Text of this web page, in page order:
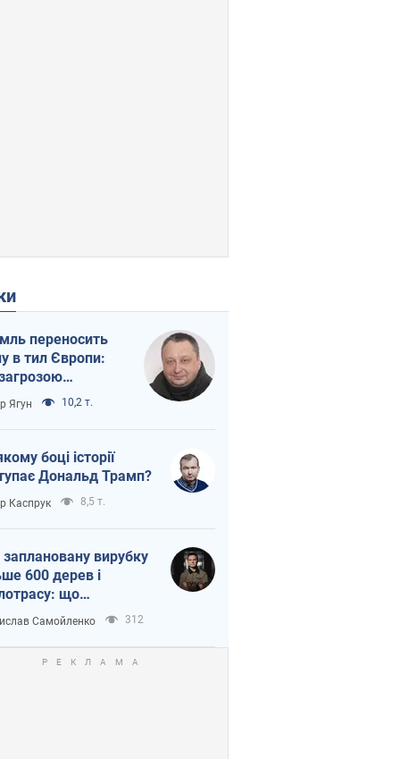
переносить
в тил Європи:
логістика
Ягун 10,2 т.
боці історії
Дональд Трамп?
Каспрук 8,5 т.
вирубку
600 дерев і
що
на Теремках
Самойленко 312